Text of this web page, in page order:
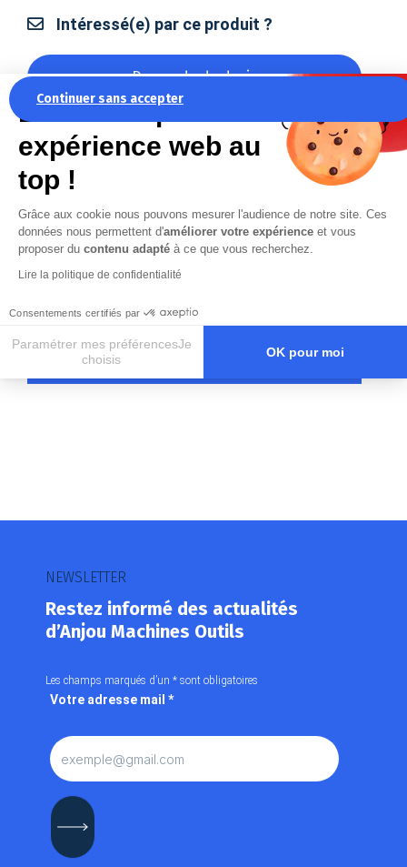
Continuer sans accepter
La recette pour une
expérience web au
top !
Grâce aux cookie nous pouvons mesurer l'audience de notre site. Ces
données nous permettent d'améliorer votre expérience et vous
proposer du contenu adapté à ce que vous recherchez.
Lire la politique de confidentialité
Consentements certifiés par
Paramétrer mes préférencesJe
choisis
OK pour moi
Axeptio consent
Intéressé(e) par ce produit ?
Demande de devis
Rechercher une autre référence :
RÉFÉRENCE
MARQUE & TYPE DE PIÈCE
Rechercher
NEWSLETTER
Restez informé des actualités
d’Anjou Machines Outils
Les champs marqués d’un * sont obligatoires
Votre adresse mail *